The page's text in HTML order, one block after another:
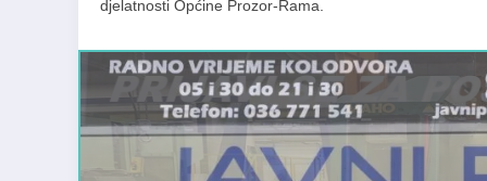
djelatnosti Općine Prozor-Rama.